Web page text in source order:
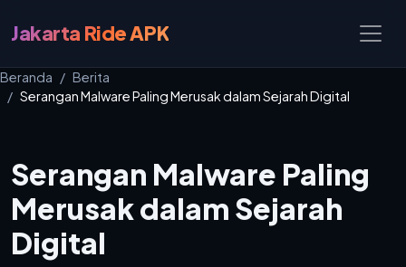
Jakarta Ride APK
Beranda
Berita
Serangan Malware Paling Merusak dalam Sejarah Digital
Serangan Malware Paling
Merusak dalam Sejarah
Digital